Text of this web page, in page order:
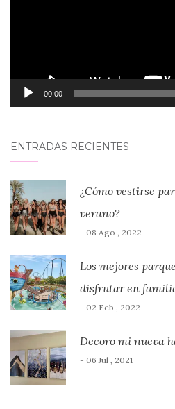
00:00
ENTRADAS RECIENTES
¿Cómo vestirse
verano?
- 08 Ago , 2022
Los mejores
disfrutar en
- 02 Feb , 2022
Decoro mi nueva
- 06 Jul , 2021